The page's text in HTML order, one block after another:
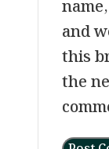
and
this
the